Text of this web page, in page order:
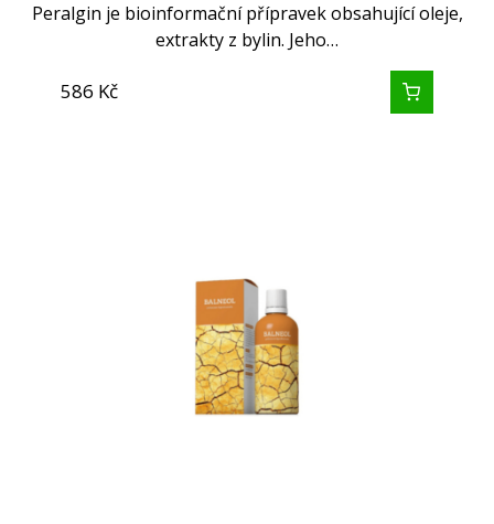
Peralgin je bioinformační přípravek obsahující oleje,
extrakty z bylin. Jeho…
586 Kč